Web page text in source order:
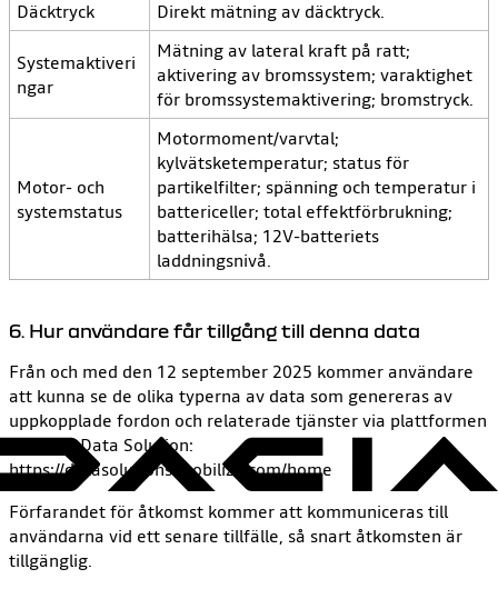
Däcktryck Direkt mätning av däcktryck.
Systemaktiveri
ngar
Mätning av lateral kraft på ratt;
aktivering av bromssystem; varaktighet
för bromssystemaktivering; bromstryck.
Motor- och
systemstatus
Motormoment/varvtal;
kylvätsketemperatur; status för
partikelfilter; spänning och temperatur i
battericeller; total effektförbrukning;
batterihälsa; 12V-batteriets
laddningsnivå.
6. Hur användare får tillgång till denna data
Från och med den 12 september 2025 kommer användare
att kunna se de olika typerna av data som genereras av
uppkopplade fordon och relaterade tjänster via plattformen
Mobilize Data Solution:
https://datasolutions.mobilize.com/home
Förfarandet för åtkomst kommer att kommuniceras till
användarna vid ett senare tillfälle, så snart åtkomsten är
tillgänglig.